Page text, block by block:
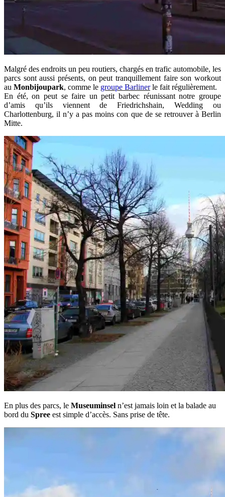
Malgré des endroits un peu routiers, chargés en trafic automobile, les
parcs sont aussi présents, on peut tranquillement faire son workout
au Monbijoupark, comme le groupe Barlinerle fait régulièrement.
En été, on peut se faire un petit barbec réunissant notre groupe
d’amis qu’ils viennent de Friedrichshain, Wedding ou
Charlottenburg, il n’y a pas moins con que de se retrouver à Berlin
Mitte.
En plus des parcs, le Museuminsel n’est jamais loin et la balade au
bord du Spree est simple d’accès. Sans prise de tête.